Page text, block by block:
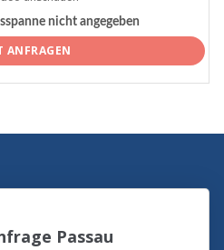
nicht angegeben
ANFRAGEN
Passau